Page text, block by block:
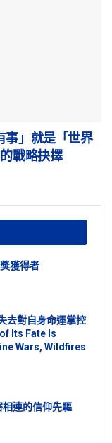
事」就是「世界
戰略抉擇
獲得者
去對自身命運掌控
Its Fate Is
Wars, Wildfires
連的信仰先驅